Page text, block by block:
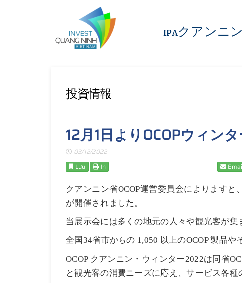
IPAクアンニン
投資情報
12月1日よりOCOPウィン
03/12/2022
Lưu
In
クアンニン省OCOP運営委員会によりますと、
が開催されました。
当展示会には多くの地元の人々や観光客が集
全国34省市からの 1,050 以上のOCOP製品や
OCOP クアンニン・ウィンター2022は同省
と観光客の消費ニーズに応え、サービス各種